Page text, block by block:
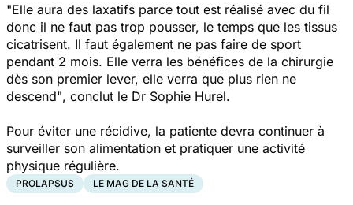
"Elle aura des laxatifs parce tout est réalisé avec du fil
donc il ne faut pas trop pousser, le temps que les tissus
cicatrisent. Il faut également ne pas faire de sport
pendant 2 mois. Elle verra les bénéfices de la chirurgie
dès son premier lever, elle verra que plus rien ne
descend", conclut le Dr Sophie Hurel.
Pour éviter une récidive, la patiente devra continuer à
surveiller son alimentation et pratiquer une activité
physique régulière.
PROLAPSUS LE MAG DE LA SANTÉ